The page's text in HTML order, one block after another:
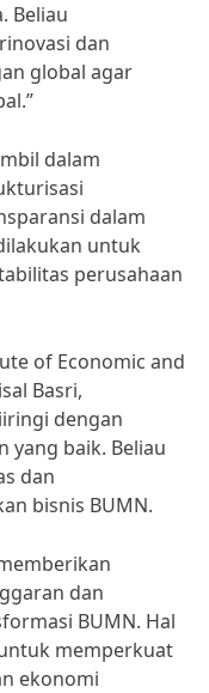
Beliau
dan
global agar
dalam
dalam
untuk
perusahaan
of Economic and
Basri,
dengan
yang baik. Beliau
dan
bisnis BUMN.
dan
BUMN. Hal
memperkuat
ekonomi